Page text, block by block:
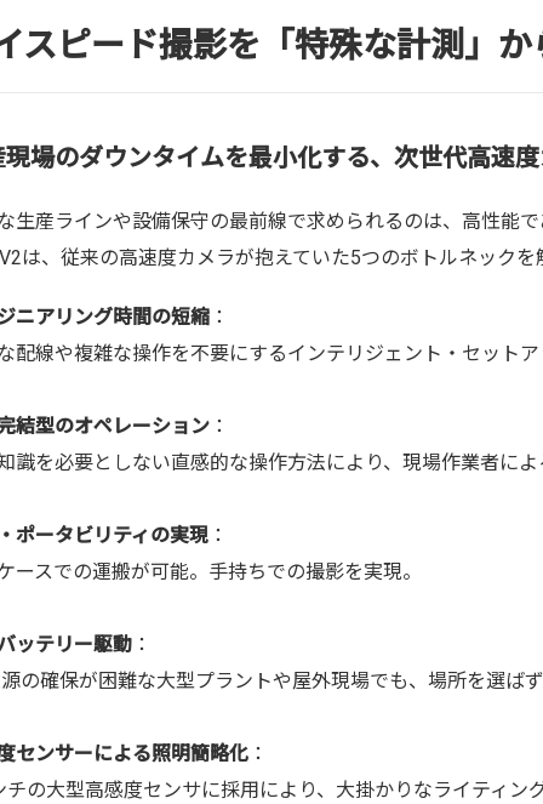
スピード撮影を「特殊な計測」か
場のダウンタイムを最小化する、次世代高速度
生産ラインや設備保守の最前線で求められるのは、高性能
は、従来の高速度カメラが抱えていた5つのボトルネックを
ニアリング時間の短縮 ：
配線や複雑な操作を不要にするインテリジェント・セットア
結型のオペレーション ：
識を必要としない直感的な操作方法により、現場作業者によ
ポータビリティの実現 ：
ースでの運搬が可能。手持ちでの撮影を実現。
ッテリー駆動 ：
の確保が困難な大型プラントや屋外現場でも、場所を選ばず
センサーによる照明簡略化 ：
チの大型高感度センサに採用により、大掛かりなライティン